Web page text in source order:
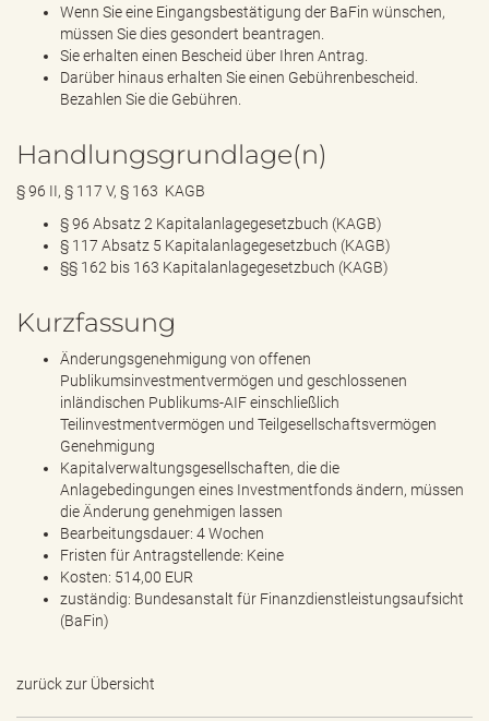
Wenn Sie eine Eingangsbestätigung der BaFin wünschen,
müssen Sie dies gesondert beantragen.
Sie erhalten einen Bescheid über Ihren Antrag.
Darüber hinaus erhalten Sie einen Gebührenbescheid.
Bezahlen Sie die Gebühren.
Handlungsgrundlage(n)
§ 96 II, § 117 V, § 163 KAGB
§ 96 Absatz 2 Kapitalanlagegesetzbuch (KAGB)
§ 117 Absatz 5 Kapitalanlagegesetzbuch (KAGB)
§§ 162 bis 163 Kapitalanlagegesetzbuch (KAGB)
Kurzfassung
Änderungsgenehmigung von offenen
Publikumsinvestmentvermögen und geschlossenen
inländischen Publikums-AIF einschließlich
Teilinvestmentvermögen und Teilgesellschaftsvermögen
Genehmigung
Kapitalverwaltungsgesellschaften, die die
Anlagebedingungen eines Investmentfonds ändern, müssen
die Änderung genehmigen lassen
Bearbeitungsdauer: 4 Wochen
Fristen für Antragstellende: Keine
Kosten: 514,00 EUR
zuständig: Bundesanstalt für Finanzdienstleistungsaufsicht
(BaFin)
zurück zur Übersicht